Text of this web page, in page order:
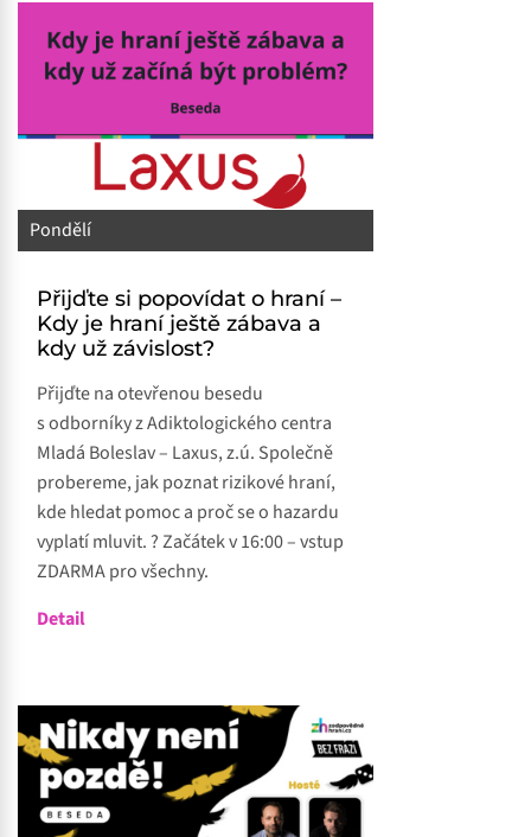
Pondělí
Přijďte si popovídat o hraní –
Kdy je hraní ještě zábava a
kdy už závislost?
Přijďte na otevřenou besedu
s odborníky z Adiktologického centra
Mladá Boleslav – Laxus, z.ú. Společně
probereme, jak poznat rizikové hraní,
kde hledat pomoc a proč se o hazardu
vyplatí mluvit. ? Začátek v 16:00 – vstup
ZDARMA pro všechny.
Detail